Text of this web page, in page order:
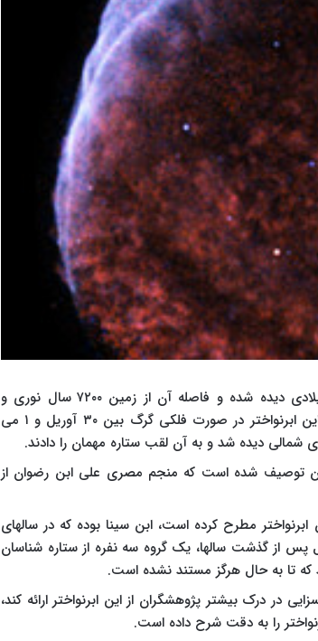
"SN ۱۰۰۶ " یک ابر نواختر است که در اوایل سال ۱۰۰۶ میلادی دیده شده و فاصله آن از زمین ۷۲۰۰ سال نوری و
درخشان‌ترین پدیده ستاره‌ای است که تاکنون مشاهده شده این ابرنواختر در صورت فلکی گرگ بین ۳۰ آوریل و ۱ می
توصیف شده‌ است که منجم مصری علی ابن رضوان از
مطرح کرده است، ابن سینا بوده که در سالهای
پس از گذشت سالها، یک گروه سه نفره از ستاره شناسان
که تا به حال هرگز مستند نشده است.
در درک بیشتر پژوهشگران از این ابرنواختر ارائه کند،
را به دقت شرح داده است.